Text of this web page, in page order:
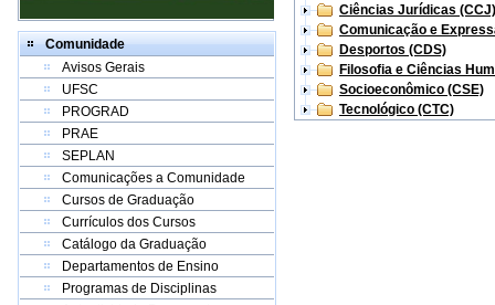
Comunidade
Avisos Gerais
UFSC
PROGRAD
PRAE
SEPLAN
Comunicações a Comunidade
Cursos de Graduação
Currículos dos Cursos
Catálogo da Graduação
Departamentos de Ensino
Programas de Disciplinas
Ciências Jurídicas (CCJ)
Comunicação e
Desportos (CDS)
Filosofia e Ciências
Socioeconômico (CSE)
Tecnológico (CTC)